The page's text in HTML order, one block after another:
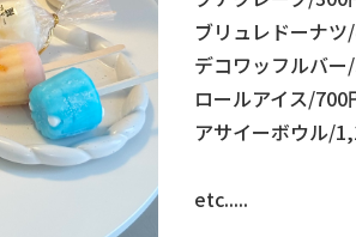
ブリュレドーナツ
デコワッフルバー
ロールアイス/700
アサイーボウル/
etc.....